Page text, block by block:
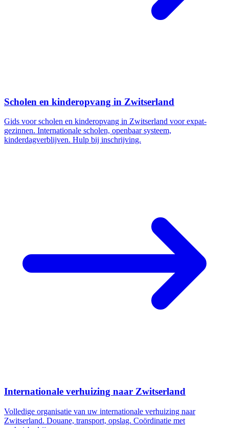
Scholen en kinderopvang in Zwitserland
Gids voor scholen en kinderopvang in Zwitserland voor expat-
gezinnen. Internationale scholen, openbaar systeem,
kinderdagverblijven. Hulp bij inschrijving.
Internationale verhuizing naar Zwitserland
Volledige organisatie van uw internationale verhuizing naar
Zwitserland. Douane, transport, opslag. Coördinatie met